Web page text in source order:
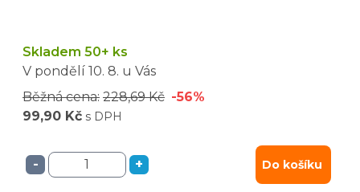
Skladem 50+ ks
V pondělí 10. 8. u Vás
Běžná cena: 228,69 Kč -56%
99,90 Kč s DPH
- + Do košíku